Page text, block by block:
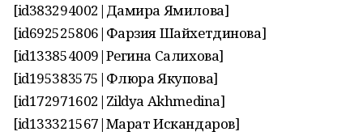
[id383294002|Дамира Ямилова]
[id692525806|Фарзия Шайхетдинова]
[id133854009|Регина Салихова]
[id195383575|Флюра Якупова]
[id172971602|Zildya Akhmedina]
[id133321567|Марат Искандаров]